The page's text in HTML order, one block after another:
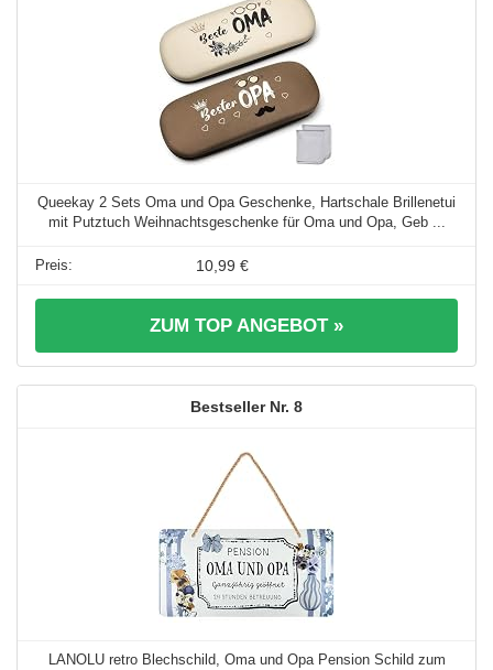
Queekay 2 Sets Oma und Opa Geschenke, Hartschale Brillenetui
mit Putztuch Weihnachtsgeschenke für Oma und Opa, Geb ...
10,99 €
ZUM TOP ANGEBOT »
8
LANOLU retro Blechschild, Oma und Opa Pension Schild zum